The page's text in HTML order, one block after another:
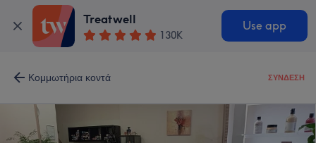
Treatwell
130K
Use app
Κομμωτήρια κοντά ΣΎΝΔΕΣΗ